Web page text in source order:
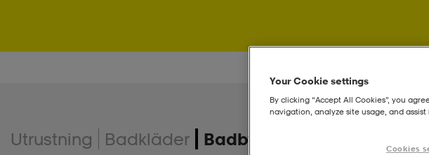
Utrustning Badkläder Badbyxor
Your Cookie settings
By clicking “Accept All Cookies”, you
navigation, analyze site usage, and
Cookies